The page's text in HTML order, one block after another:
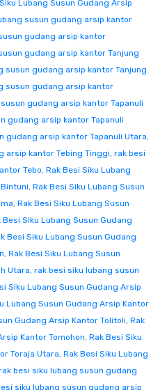
Lubang Susun Gudang Arsip
susun gudang arsip kantor
gudang arsip kantor
gudang arsip kantor Tanjung
susun gudang arsip kantor Tanjung
susun gudang arsip kantor
gudang arsip kantor Tapanuli
gudang arsip kantor Tapanuli
gudang arsip kantor Tapanuli Utara,
arsip kantor Tebing Tinggi, rak besi
Tebo, Rak Besi Siku Lubang
, Rak Besi Siku Lubang Susun
, Rak Besi Siku Lubang Susun
Besi Siku Lubang Susun Gudang
Besi Siku Lubang Susun Gudang
, Rak Besi Siku Lubang Susun
Utara, rak besi siku lubang susun
Siku Lubang Susun Gudang Arsip
Lubang Susun Gudang Arsip Kantor
Gudang Arsip Kantor Tolitoli, Rak
Kantor Tomohon, Rak Besi Siku
Toraja Utara, Rak Besi Siku Lubang
besi siku lubang susun gudang
siku lubang susun gudang arsip